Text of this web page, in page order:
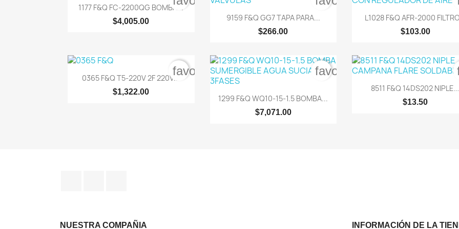
 Vista rápida
1177 F&Q FC-2200QG BOMBA...
$4,005.00
 Vista rápida
9159 F&Q GG7 TAPA PARA...
$266.00
 Vista rápida
L1028 F&Q AFR-2000
$103.00
 Vista rápida
0365 F&Q T5-220V 2F 220V...
$1,322.00
favorite_border
 Vista rápida
1299 F&Q WQ10-15-1.5 BOMBA...
$7,071.00
favorite_border
 Vista rápida
8511 F&Q 14DS202 NIPLE...
$13.50
NUESTRA COMPAÑIA INFORMACIÓN DE LA